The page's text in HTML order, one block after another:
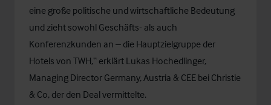
eine große politische und wirtschaftliche Bedeutung
und zieht sowohl Geschäfts- als auch
Konferenzkunden an – die Hauptzielgruppe der
Hotels von TWH,“ erklärt Lukas Hochedlinger,
Managing Director Germany, Austria & CEE bei Christie
& Co, der den Deal vermittelte.